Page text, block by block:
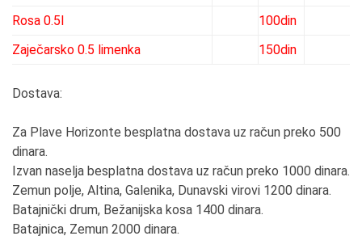
Rosa 0.5l
100din
Zaječarsko 0.5 limenka
150din
Dostava:
Za Plave Horizonte besplatna dostava uz račun preko 500
dinara.
Izvan naselja besplatna dostava uz račun preko 1000 dinara.
Zemun polje, Altina, Galenika, Dunavski virovi 1200 dinara.
Batajnički drum, Bežanijska kosa 1400 dinara.
Batajnica, Zemun 2000 dinara.